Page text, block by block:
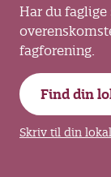
Har du
fagforening.
Find din
Skriv til din